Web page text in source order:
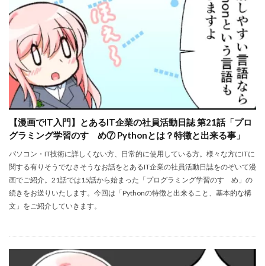
【漫画でIT入門】とあるIT企業の社員活動日誌 第21話「プロ
グラミング学習のすゝめ⑦ Pythonとは？特徴と出来る事」
パソコン・IT技術に詳しくない方、日常的に使用している方。様々な方にITに
関する有りそうでなさそうなお話をとあるIT企業の社員活動日誌をのぞいて漫
画でご紹介。21話では15話から始まった「プログラミング学習のすゝめ」の
続きをお送りいたします。今回は「Pythonの特徴と出来ること、基本的な構
文」をご紹介していきます。